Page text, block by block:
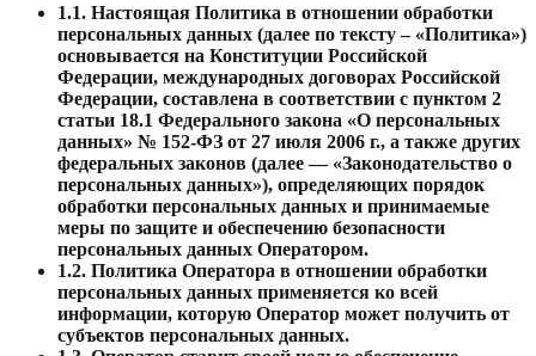
1.1. Настоящая Политика в отношении обработки
персональных данных (далее по тексту – «Политика»)
основывается на Конституции Российской
Федерации, международных договорах Российской
Федерации, составлена в соответствии с пунктом 2
статьи 18.1 Федерального закона «О персональных
данных» № 152-ФЗ от 27 июля 2006 г., а также других
федеральных законов (далее — «Законодательство о
персональных данных»), определяющих порядок
обработки персональных данных и принимаемые
меры по защите и обеспечению безопасности
персональных данных Оператором.
1.2. Политика Оператора в отношении обработки
персональных данных применяется ко всей
информации, которую Оператор может получить от
субъектов персональных данных.